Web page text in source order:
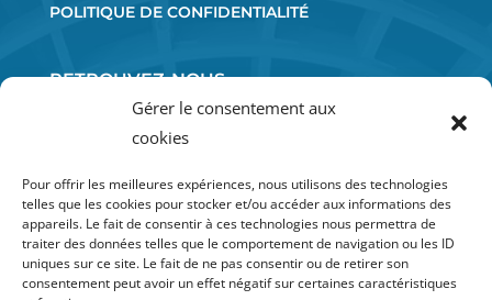
Gérer le consentement aux
cookies
Pour offrir les meilleures expériences, nous utilisons des technologies
telles que les cookies pour stocker et/ou accéder aux informations des
appareils. Le fait de consentir à ces technologies nous permettra de
traiter des données telles que le comportement de navigation ou les ID
uniques sur ce site. Le fait de ne pas consentir ou de retirer son
consentement peut avoir un effet négatif sur certaines caractéristiques
POLITIQUE DE CONFIDENTIALITÉ
RETROUVEZ-NOUS
SUR LES RÉSEAUX SOCIAUX :
06 52 71 72 93
DEMANDER UN DEVIS